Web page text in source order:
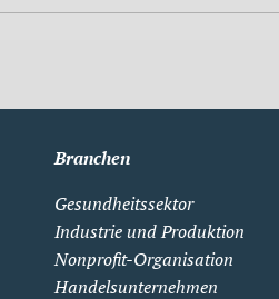
Branchen
Gesundheitssektor
Industrie und Produktion
Nonprofit-Organisation
Handelsunternehmen